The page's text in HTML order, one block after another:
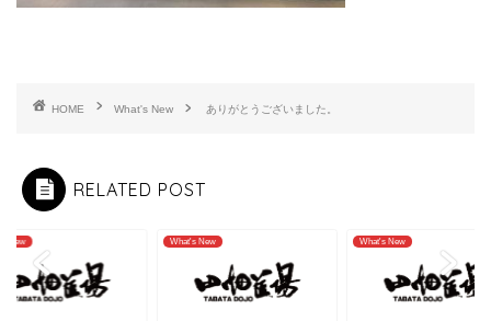
HOME What's New ありがとうございました。
RELATED POST
New What's New What's New